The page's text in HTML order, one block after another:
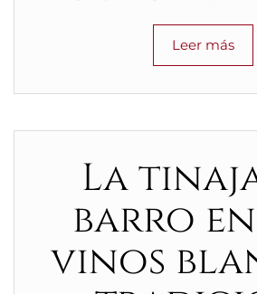
Leer más
La
barro
vinos